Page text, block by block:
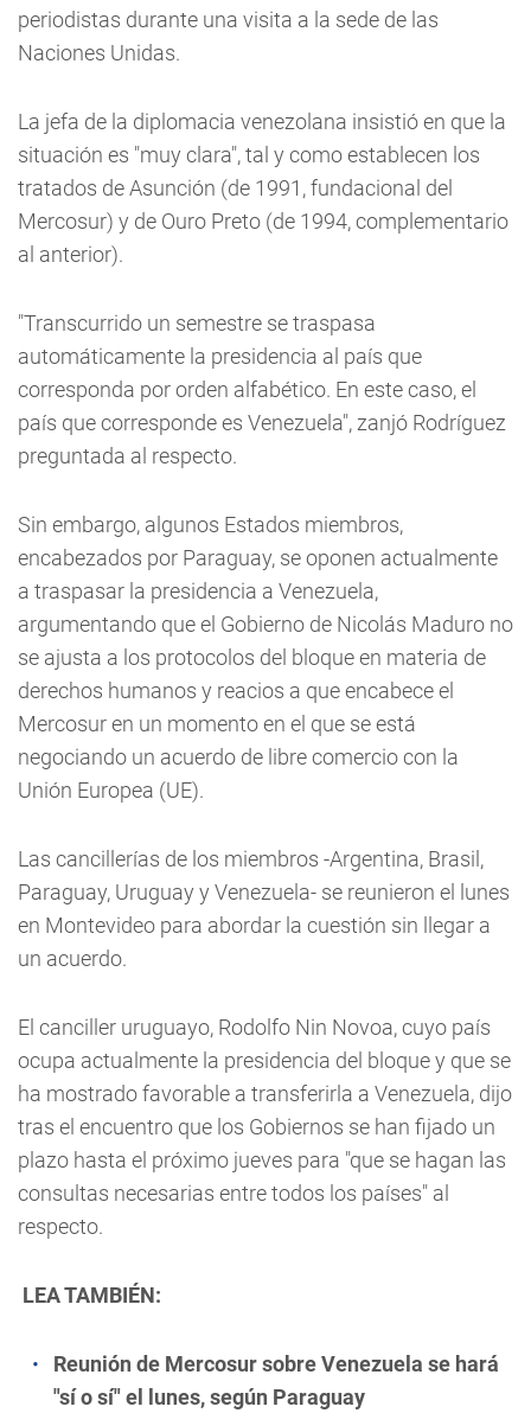
periodistas durante una visita a la sede de las
Naciones Unidas.
La jefa de la diplomacia venezolana insistió en que la
situación es "muy clara", tal y como establecen los
tratados de Asunción (de 1991, fundacional del
Mercosur) y de Ouro Preto (de 1994, complementario
al anterior).
"Transcurrido un semestre se traspasa
automáticamente la presidencia al país que
corresponda por orden alfabético. En este caso, el
país que corresponde es Venezuela", zanjó Rodríguez
preguntada al respecto.
Sin embargo, algunos Estados miembros,
encabezados por Paraguay, se oponen actualmente
a traspasar la presidencia a Venezuela,
argumentando que el Gobierno de Nicolás Maduro no
se ajusta a los protocolos del bloque en materia de
derechos humanos y reacios a que encabece el
Mercosur en un momento en el que se está
negociando un acuerdo de libre comercio con la
Unión Europea (UE).
Las cancillerías de los miembros -Argentina, Brasil,
Paraguay, Uruguay y Venezuela- se reunieron el lunes
en Montevideo para abordar la cuestión sin llegar a
un acuerdo.
El canciller uruguayo, Rodolfo Nin Novoa, cuyo país
ocupa actualmente la presidencia del bloque y que se
ha mostrado favorable a transferirla a Venezuela, dijo
tras el encuentro que los Gobiernos se han fijado un
plazo hasta el próximo jueves para "que se hagan las
consultas necesarias entre todos los países" al
respecto.
LEA TAMBIÉN:
Reunión de Mercosur sobre Venezuela se hará
"sí o sí" el lunes, según Paraguay